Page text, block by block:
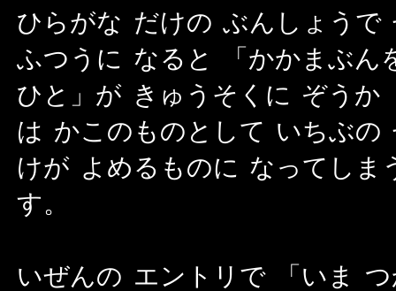
ひらがな だけの ぶんしょうで
ふつうに なると 「かかまぶん
ひと」が きゅうそくに ぞうか
は かこのものとして いちぶの
けが よめるものに なってしま
す。
いぜんの エントリで 「いま